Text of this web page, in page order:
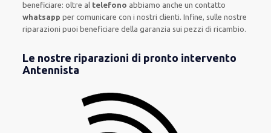
beneficiare: oltre al telefono abbiamo anche uncontatto
whatsappper comunicare con i nostri clienti.Infine, sulle nostre
riparazioni puoi beneficiare dellagaranzia sui pezzi di ricambio.
Le nostre riparazioni di pronto intervento
Antennista